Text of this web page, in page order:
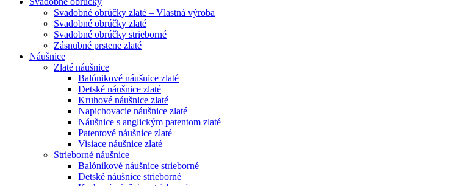
Svadobné obrúčky zlaté – Vlastná výroba
Svadobné obrúčky zlaté
Svadobné obrúčky strieborné
Zásnubné prstene zlaté
Náušnice
Zlaté náušnice
Balónikové náušnice zlaté
Detské náušnice zlaté
Kruhové náušnice zlaté
Napichovacie náušnice zlaté
Náušnice s anglickým patentom zlaté
Patentové náušnice zlaté
Visiace náušnice zlaté
Strieborné náušnice
Balónikové náušnice strieborné
Detské náušnice strieborné